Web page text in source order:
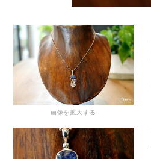
画像を拡大する